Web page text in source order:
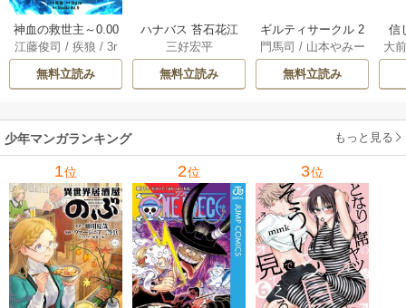
神血の救世主～0.00
000001％を引き当
て最強へ～【電子
書籍特典付】 22巻
江藤俊司 /疾狼 /3r
Studio No.9
無料立読み
ハナバス 苔石花江
のバスケ論 7巻
三好宏平
無料立読み
ギルティサークル 2
1巻
門馬司 / 山本やみー
無料立読み
信
に
の
れ
メ
大
少年マンガランキング もっと見る
1位 2位 3位